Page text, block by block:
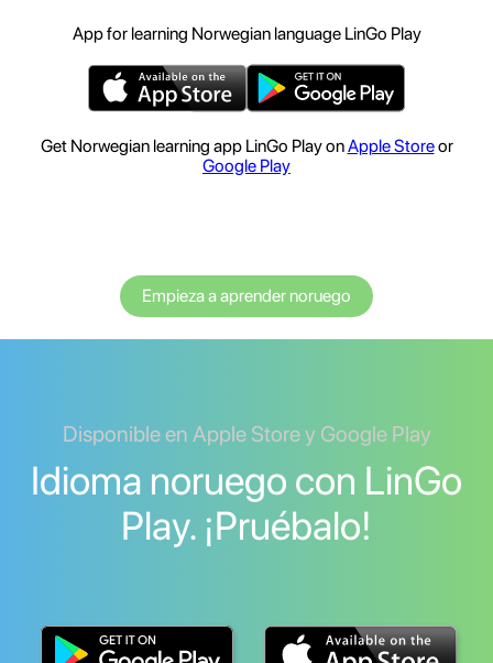
App for learning Norwegian language LinGo Play
Get Norwegian learning app LinGo Play onApple Storeor
Google Play
Empieza a aprender noruego
Disponible en Apple Store y Google Play
Idioma noruego con LinGo
Play. ¡Pruébalo!